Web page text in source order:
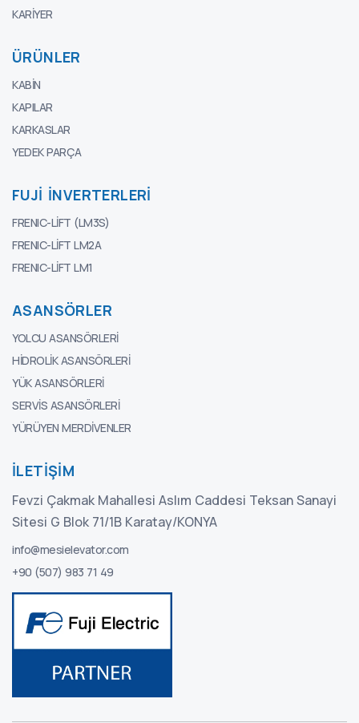
KARIYER
ÜRÜNLER
KABIN
KAPILAR
KARKASLAR
YEDEK PARÇA
FUJI İNVERTERLERI
FRENIC-LIFT (LM3S)
FRENIC-LIFT LM2A
FRENIC-LIFT LM1
ASANSÖRLER
YOLCU ASANSÖRLERI
HIDROLIK ASANSÖRLERI
YÜK ASANSÖRLERI
SERVIS ASANSÖRLERI
YÜRÜYEN MERDIVENLER
İLETIŞIM
Fevzi Çakmak Mahallesi Aslım Caddesi Teksan Sanayi
Sitesi G Blok 71/1B Karatay/KONYA
info@mesielevator.com
+90 (507) 983 71 49